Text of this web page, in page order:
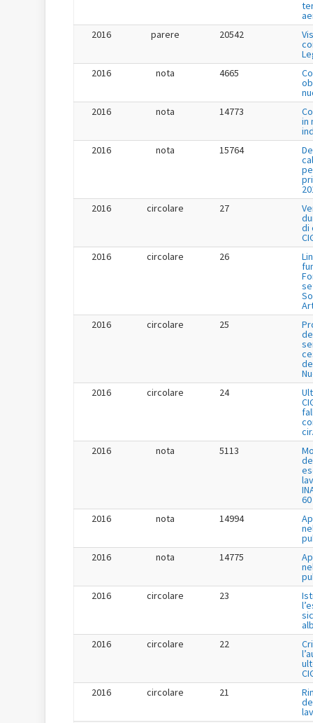
2016
parere 20542
2016
nota 4665
2016
nota 14773
in
2016
nota 15764
2016
circolare 27
di
2016
circolare 26
2016
circolare 25
2016
circolare 24
2016
nota 5113
2016
nota 14994
2016
nota 14775
2016
circolare 23
2016
circolare 22
2016
circolare 21